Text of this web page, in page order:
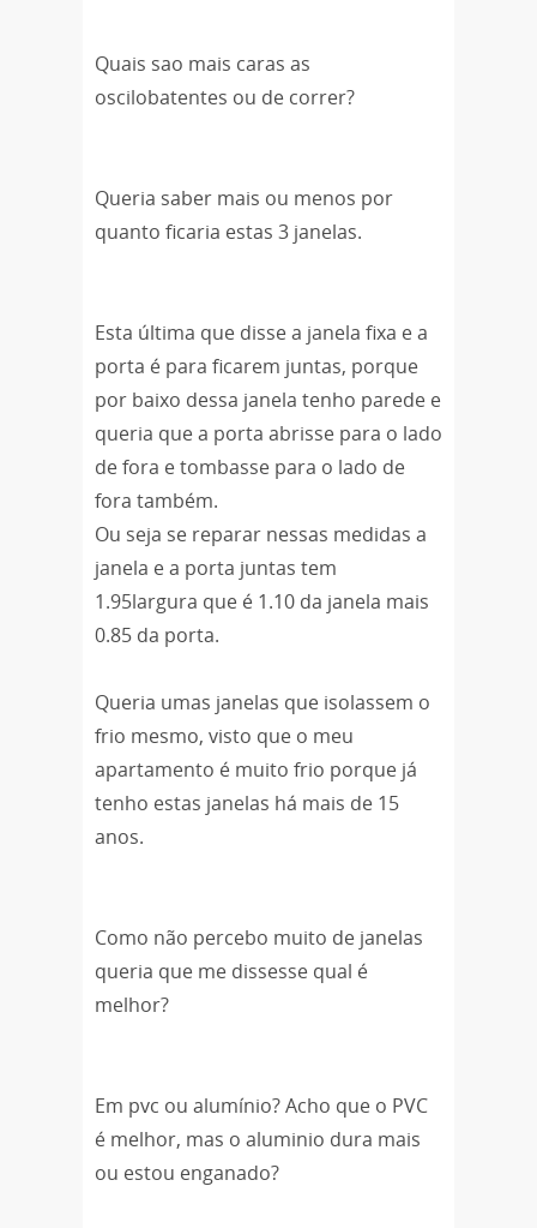
Quais sao mais caras as
oscilobatentes ou de correr?
Queria saber mais ou menos por
quanto ficaria estas 3 janelas.
Esta última que disse a janela fixa e a
porta é para ficarem juntas, porque
por baixo dessa janela tenho parede e
queria que a porta abrisse para o lado
de fora e tombasse para o lado de
fora também.
Ou seja se reparar nessas medidas a
janela e a porta juntas tem
1.95largura que é 1.10 da janela mais
0.85 da porta.
Queria umas janelas que isolassem o
frio mesmo, visto que o meu
apartamento é muito frio porque já
tenho estas janelas há mais de 15
anos.
Como não percebo muito de janelas
queria que me dissesse qual é
melhor?
Em pvc ou alumínio? Acho que o PVC
é melhor, mas o aluminio dura mais
ou estou enganado?